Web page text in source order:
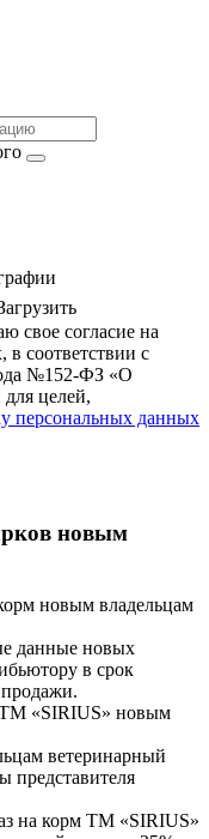
свое согласие на
соответствии с
№152-ФЗ «О
целей,
персональных данных
новым
новым владельцам
данные новых
в срок
продажи.
ТМ «SIRIUS» новым
ветеринарный
представителя
на корм ТМ «SIRIUS»